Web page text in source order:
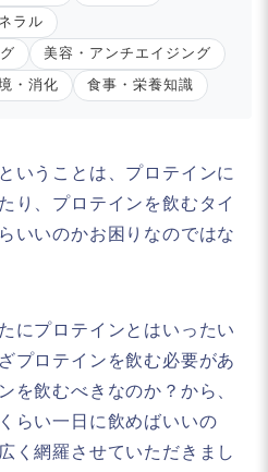
ラル
美容・アンチエイジング
・消化 食事・栄養知識
いうことは、プロテインに
り、プロテインを飲むタイ
いいのかお困りなのではな
にプロテインとはいったい
プロテインを飲む必要があ
を飲むべきなのか？から、
らい一日に飲めばいいの
く網羅させていただきまし